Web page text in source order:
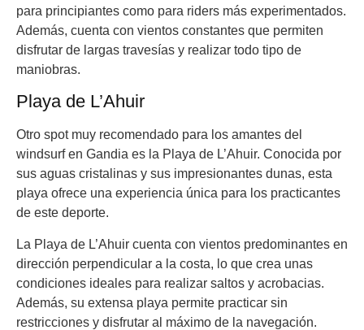
para principiantes como para riders más experimentados.
Además, cuenta con vientos constantes que permiten
disfrutar de largas travesías y realizar todo tipo de
maniobras.
Playa de L’Ahuir
Otro spot muy recomendado para los amantes del
windsurf en Gandia es la Playa de L’Ahuir. Conocida por
sus aguas cristalinas y sus impresionantes dunas, esta
playa ofrece una experiencia única para los practicantes
de este deporte.
La Playa de L’Ahuir cuenta con vientos predominantes en
dirección perpendicular a la costa, lo que crea unas
condiciones ideales para realizar saltos y acrobacias.
Además, su extensa playa permite practicar sin
restricciones y disfrutar al máximo de la navegación.